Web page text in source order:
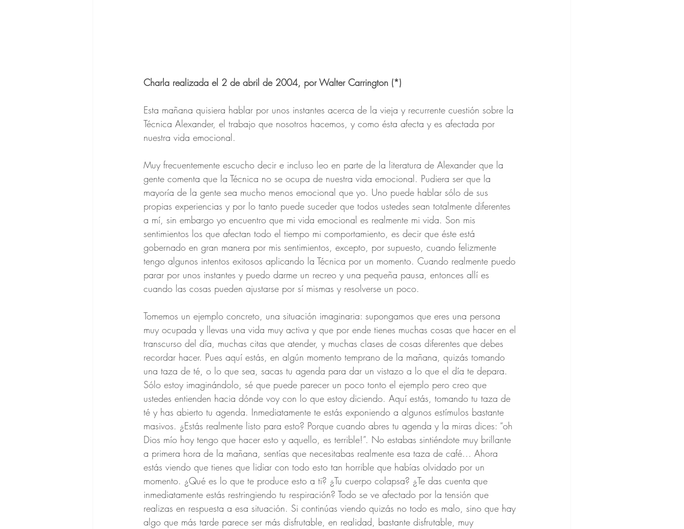
Charla realizada el 2 de abril de 2004, por Walter Carrington (*)
Esta mañana quisiera hablar por unos instantes acerca de la vieja y recurrente cuestión sobre la
Técnica Alexander, el trabajo que nosotros hacemos, y como ésta afecta y es afectada por
nuestra vida emocional.
Muy frecuentemente escucho decir e incluso leo en parte de la literatura de Alexander que la
gente comenta que la Técnica no se ocupa de nuestra vida emocional. Pudiera ser que la
mayoría de la gente sea mucho menos emocional que yo. Uno puede hablar sólo de sus
propias experiencias y por lo tanto puede suceder que todos ustedes sean totalmente diferentes
a mí, sin embargo yo encuentro que mi vida emocional es realmente mi vida. Son mis
sentimientos los que afectan todo el tiempo mi comportamiento, es decir que éste está
gobernado en gran manera por mis sentimientos, excepto, por supuesto, cuando felizmente
tengo algunos intentos exitosos aplicando la Técnica por un momento. Cuando realmente puedo
parar por unos instantes y puedo darme un recreo y una pequeña pausa, entonces allí es
cuando las cosas pueden ajustarse por sí mismas y resolverse un poco.
Tomemos un ejemplo concreto, una situación imaginaria: supongamos que eres una persona
muy ocupada y llevas una vida muy activa y que por ende tienes muchas cosas que hacer en el
transcurso del día, muchas citas que atender, y muchas clases de cosas diferentes que debes
recordar hacer. Pues aquí estás, en algún momento temprano de la mañana, quizás tomando
una taza de té, o lo que sea, sacas tu agenda para dar un vistazo a lo que el día te depara.
Sólo estoy imaginándolo, sé que puede parecer un poco tonto el ejemplo pero creo que
ustedes entienden hacia dónde voy con lo que estoy diciendo. Aquí estás, tomando tu taza de
té y has abierto tu agenda. Inmediatamente te estás exponiendo a algunos estímulos bastante
masivos. ¿Estás realmente listo para esto? Porque cuando abres tu agenda y la miras dices: “oh
Dios mío hoy tengo que hacer esto y aquello, es terrible!”. No estabas sintiéndote muy brillante
a primera hora de la mañana, sentías que necesitabas realmente esa taza de café… Ahora
estás viendo que tienes que lidiar con todo esto tan horrible que habías olvidado por un
momento. ¿Qué es lo que te produce esto a ti? ¿Tu cuerpo colapsa? ¿Te das cuenta que
inmediatamente estás restringiendo tu respiración? Todo se ve afectado por la tensión que
realizas en respuesta a esa situación. Si continúas viendo quizás no todo es malo, sino que hay
algo que más tarde parece ser más disfrutable, en realidad, bastante disfrutable, muy